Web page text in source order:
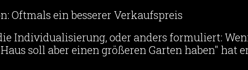
Oftmals ein besserer Verkaufspreis
Individualisierung, oder anders formuliert:
soll aber einen größeren Garten haben" hat